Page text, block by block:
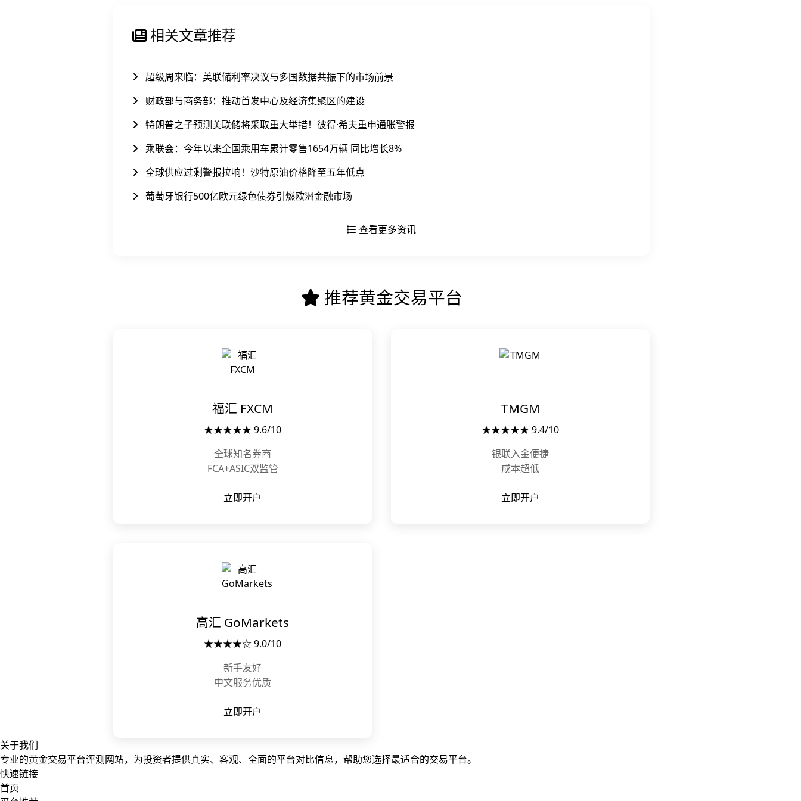
相关文章推荐
超级周来临：美联储利率决议与多国数据共振下的市场前景
财政部与商务部：推动首发中心及经济集聚区的建设
特朗普之子预测美联储将采取重大举措！彼得·希夫重申通胀警报
乘联会：今年以来全国乘用车累计零售1654万辆 同比增长8%
全球供应过剩警报拉响！沙特原油价格降至五年低点
葡萄牙银行500亿欧元绿色债券引燃欧洲金融市场
查看更多资讯
推荐黄金交易平台
福汇 FXCM
★★★★★ 9.6/10
全球知名券商
FCA+ASIC双监管
立即开户
TMGM
★★★★★ 9.4/10
银联入金便捷
成本超低
立即开户
高汇 GoMarkets
★★★★☆ 9.0/10
新手友好
中文服务优质
立即开户
关于我们
专业的黄金交易平台评测网站，为投资者提供真实、客观、全面的平台对比信息，帮助您选择最适合的交易平台。
快速链接
首页